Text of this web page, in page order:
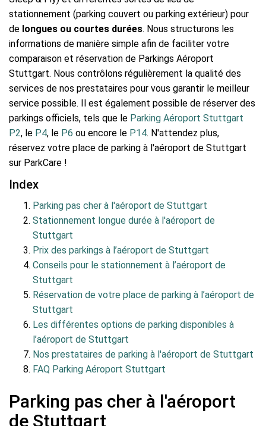
stationnement (parking couvert ou parking extérieur) pour
de longues ou courtes durées. Nous structurons les
informations de manière simple afin de faciliter votre
comparaison et réservation de Parkings Aéroport
Stuttgart. Nous contrôlons régulièrement la qualité des
services de nos prestataires pour vous garantir le meilleur
service possible. Il est également possible de réserver des
parkings officiels, tels que le Parking Aéroport Stuttgart
P2, le P4, le P6 ou encore le P14. N'attendez plus,
réservez votre place de parking à l'aéroport de Stuttgart
sur ParkCare !
Index
Parking pas cher à l'aéroport de Stuttgart
Stationnement longue durée à l'aéroport de
Stuttgart
Prix des parkings à l’aéroport de Stuttgart
Conseils pour le stationnement à l’aéroport de
Stuttgart
Réservation de votre place de parking à l’aéroport de
Stuttgart
Les différentes options de parking disponibles à
l’aéroport de Stuttgart
Nos prestataires de parking à l'aéroport de Stuttgart
FAQ Parking Aéroport Stuttgart
Parking pas cher à l'aéroport
de Stuttgart